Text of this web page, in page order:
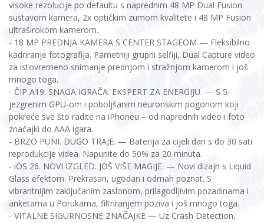
visoke rezolucije po defaultu s naprednim 48 MP Dual Fusion
sustavom kamera, 2x optičkim zumom kvalitete i 48 MP Fusion
ultraširokom kamerom.
- 18 MP PREDNJA KAMERA S CENTER STAGEOM — Fleksibilno
kadriranje fotografija. Pametniji grupni selfiji, Dual Capture video
za istovremeno snimanje prednjom i stražnjom kamerom i još
mnogo toga.
- ČIP A19. SNAGA IGRAČA. EKSPERT ZA ENERGIJU. — S 5-
jezgrenim GPU-om i poboljšanim neuronskim pogonom koji
pokreće sve što radite na iPhoneu – od naprednih video i foto
značajki do AAA igara.
- BRZO PUNI. DUGO TRAJE. — Baterija za cijeli dan s do 30 sati
reprodukcije videa. Napunite do 50% za 20 minuta.
- iOS 26. NOVI IZGLED. JOŠ VIŠE MAGIJE. — Novi dizajn s Liquid
Glass efektom. Prekrasan, ugodan i odmah poznat. S
vibrantnijim zaključanim zaslonom, prilagodljivim pozadinama i
anketama u Porukama, filtriranjem poziva i još mnogo toga.
- VITALNE SIGURNOSNE ZNAČAJKE — Uz Crash Detection,